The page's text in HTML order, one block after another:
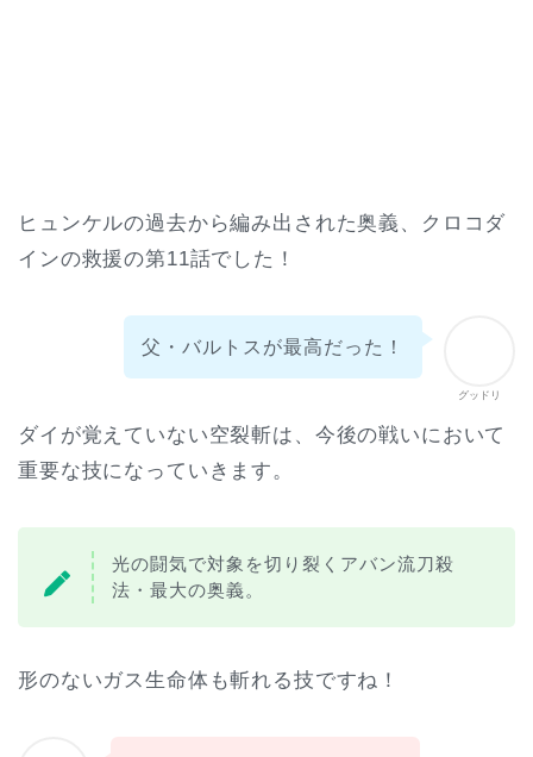
ヒュンケルの過去から編み出された奥義、クロコダ
インの救援の第11話でした！
グッドリ
父・バルトスが最高だった！
ダイが覚えていない空裂斬は、今後の戦いにおいて
重要な技になっていきます。
光の闘気で対象を切り裂くアバン流刀殺
法・最大の奥義。
形のないガス生命体も斬れる技ですね！